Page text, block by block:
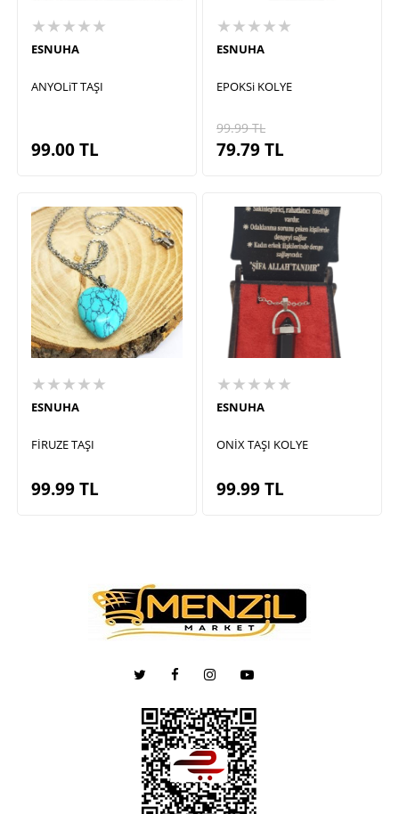
★★★★★
ESNUHA
ANYOLiT TAŞI
99.00TL
★★★★★
ESNUHA
EPOKSi KOLYE
99.99TL
79.79TL
★★★★★
ESNUHA
FİRUZE TAŞI
99.99TL
★★★★★
ESNUHA
ONİX TAŞI KOLYE
99.99TL